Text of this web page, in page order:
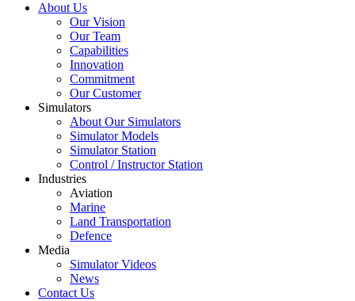
About Us
Our Vision
Our Team
Capabilities
Innovation
Commitment
Our Customer
Simulators
About Our Simulators
Simulator Models
Simulator Station
Control / Instructor Station
Industries
Aviation
Marine
Land Transportation
Defence
Media
Simulator Videos
News
Contact Us